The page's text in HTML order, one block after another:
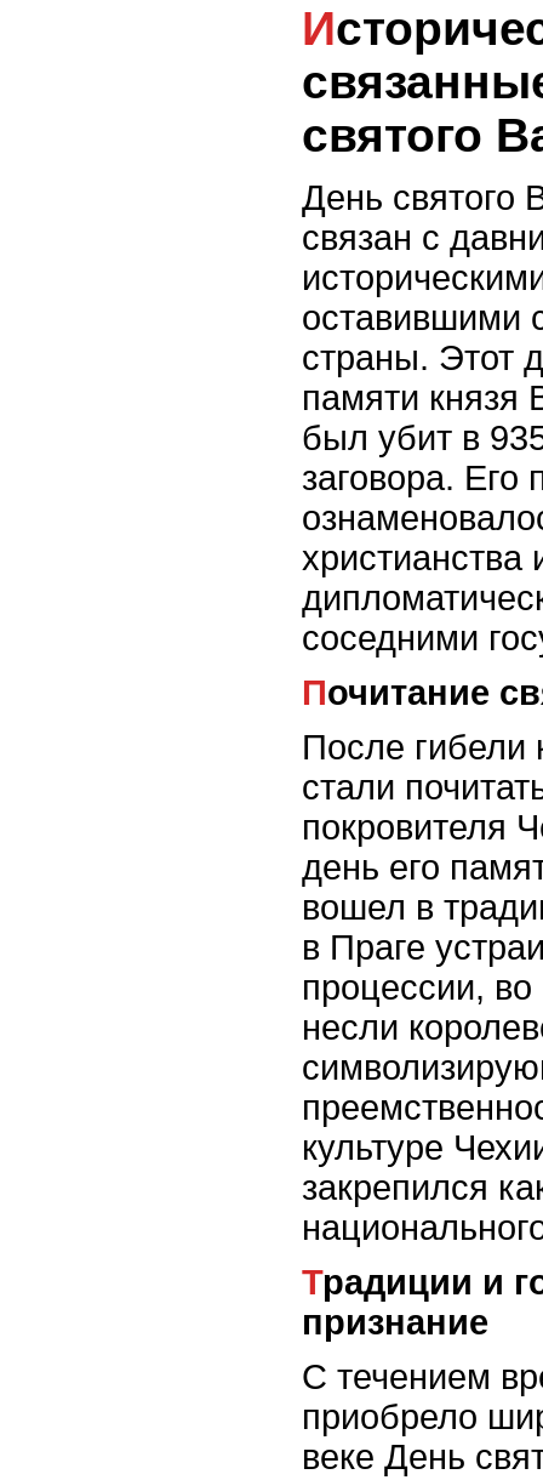
Исторические события,
святого
День святого
связан с
оставившими
страны. Этот
памяти князя
был убит в
заговора. Его
христианства
соседними
Почитание
После гибели
стали
покровителя
день его
вошел в
в Праге
процессии,
несли
культуре
закрепился
Традиции и государственное
признание
С течением
приобрело
веке День